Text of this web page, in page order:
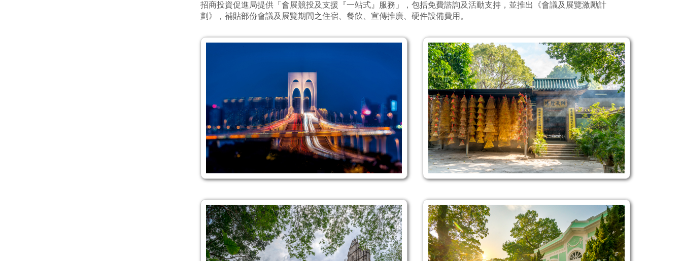
招商投資促進局提供「會展競投及支援『一站式』服務」，包括免費諮詢及活動支持，並推出《會議及展覽激勵計
劃》，補貼部份會議及展覽期間之住宿、餐飲、宣傳推廣、硬件設備費用。